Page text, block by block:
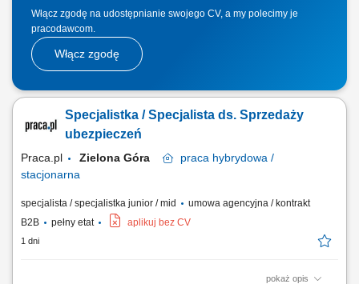
Włącz zgodę na udostępnianie swojego CV, a my polecimy je
pracodawcom.
Włącz zgodę
Specjalistka / Specjalista ds. Sprzedaży
ubezpieczeń
Praca.pl Zielona Góra praca hybrydowa /
stacjonarna
specjalista / specjalistka junior / mid
umowa agencyjna / kontrakt
B2B
pełny etat aplikuj bez CV
1 dni
pokaż opis